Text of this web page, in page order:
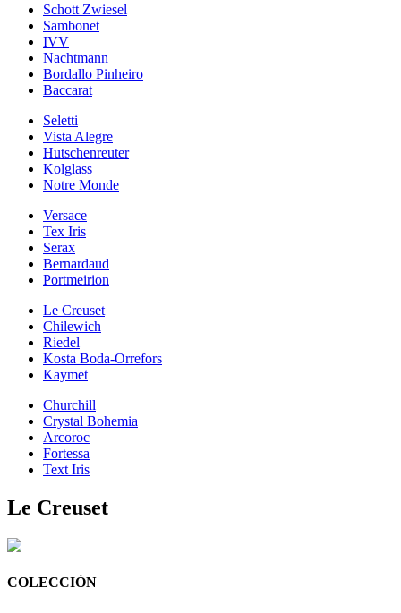
Schott Zwiesel
Sambonet
IVV
Nachtmann
Bordallo Pinheiro
Baccarat
Seletti
Vista Alegre
Hutschenreuter
Kolglass
Notre Monde
Versace
Tex Iris
Serax
Bernardaud
Portmeirion
Le Creuset
Chilewich
Riedel
Kosta Boda-Orrefors
Kaymet
Churchill
Crystal Bohemia
Arcoroc
Fortessa
Text Iris
Le Creuset
COLECCIÓN